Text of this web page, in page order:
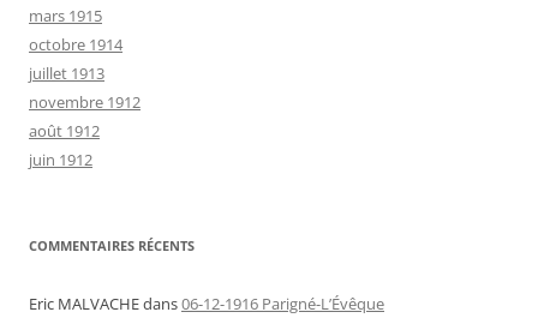
mars 1915
octobre 1914
juillet 1913
novembre 1912
août 1912
juin 1912
COMMENTAIRES RÉCENTS
Eric MALVACHEdans06-12-1916 Parigné-L’Évêque